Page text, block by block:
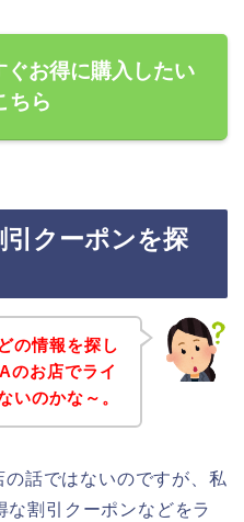
お得に購入したい
ちら
クーポンを探
の情報を探し
のお店でライ
いのかな～。
話ではないのですが、私
割引クーポンなどをラ